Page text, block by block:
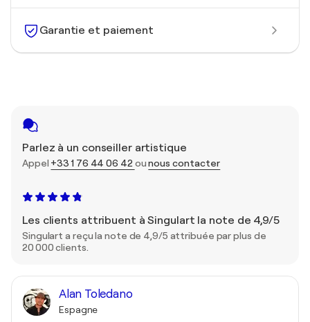
Garantie et paiement
Parlez à un conseiller artistique
Appel +33 1 76 44 06 42 ounous contacter
Les clients attribuent à Singulart la note de 4,9/5
Singulart a reçu la note de 4,9/5 attribuée par plus de
20 000 clients.
Alan Toledano
Espagne